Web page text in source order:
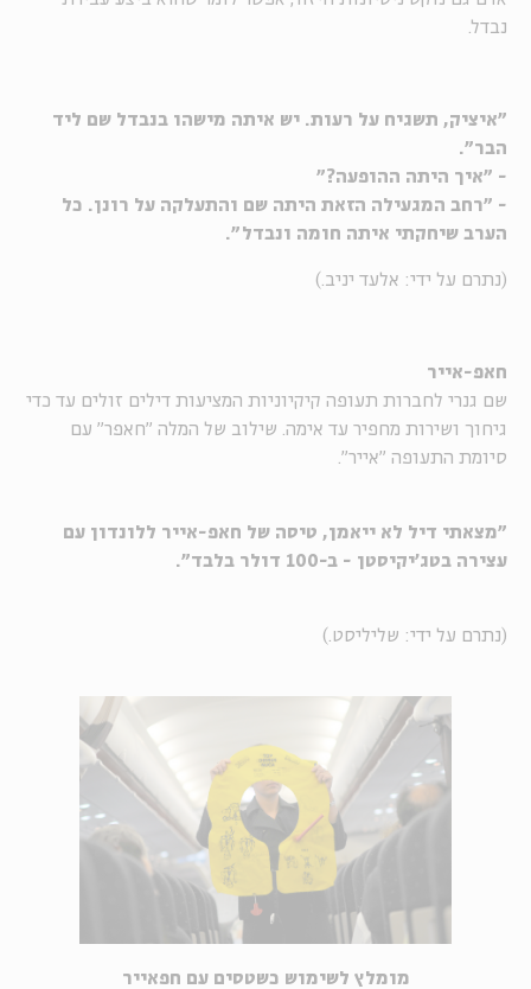
נבדל.
"איציק, תשגיח על רעות. יש איתה מישהו בנבדל שם ליד
הבר".
- "איך היתה ההופעה?"
- "רחב המגעילה הזאת היתה שם והתעלקה על רונן. כל
הערב שיחקתי איתה חומה ונבדל".
(נתרם על ידי: אלעד יניב.)
חאפ-אייר
שם גנרי לחברות תעופה קיקיוניות המציעות דילים זולים עד כדי
גיחוך ושירות מחפיר עד אימה. שילוב של המלה "חאפר" עם
סיומת התעופה "אייר".
"מצאתי דיל לא ייאמן, טיסה של חאפ-אייר ללונדון עם
עצירה בטג'יקיסטן - ב-100 דולר בלבד".
(נתרם על ידי: שליליסט.)
מומלץ לשימוש כשטסים עם חפאייר